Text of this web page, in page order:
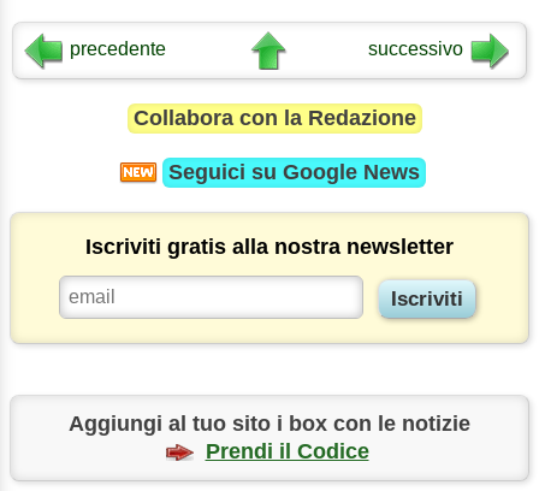
precedente successivo
Collabora con la Redazione
Seguici su Google News
Iscriviti gratis alla nostra newsletter
Aggiungi al tuo sito i box con le notizie
Prendi il Codice